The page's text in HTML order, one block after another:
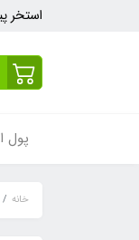
استخر
پول
خانه